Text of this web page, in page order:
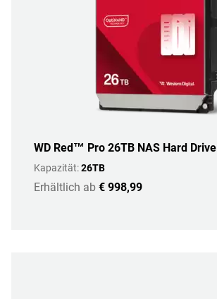
WD Red™ Pro 26TB NAS Hard Drive
Kapazität:26TB
Erhältlich ab € 998,99